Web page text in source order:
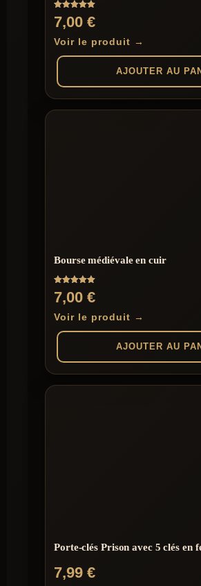
Note
5.00
sur 5
7,00 €
Voir le produit →
AJOUTER AU
Bourse médiévale en cuir
Note
5.00
sur 5
7,00 €
Voir le produit →
AJOUTER AU
Porte-clés Prison avec 5 clés en
7,99 €